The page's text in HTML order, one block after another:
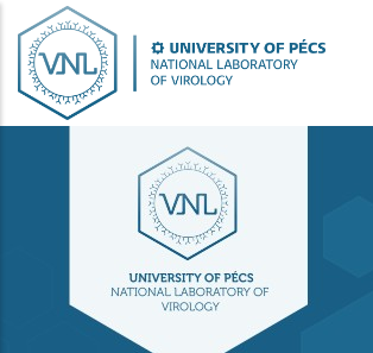
main
content